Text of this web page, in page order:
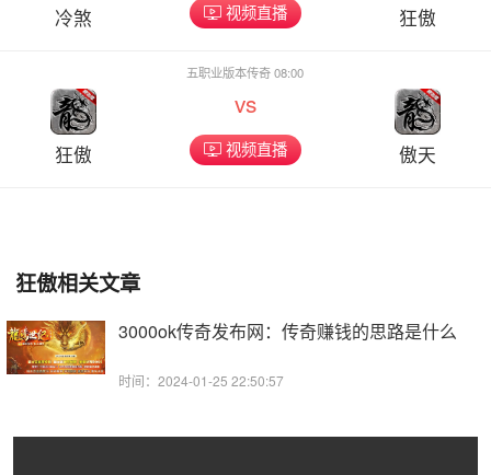
冷煞 视频直播 狂傲
狂傲
五职业版本传奇 08:00
vs
视频直播 傲天
狂傲相关文章
3000ok传奇发布网：传奇赚钱的思路是什么
时间：2024-01-25 22:50:57